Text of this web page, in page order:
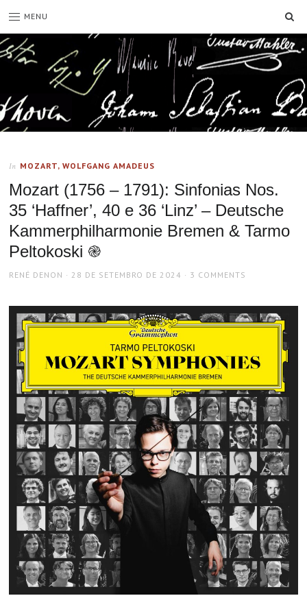
MENU
In MOZART, WOLFGANG AMADEUS
Mozart (1756 – 1791): Sinfonias Nos.
35 ‘Haffner’, 40 e 36 ‘Linz’ – Deutsche
Kammerphilharmonie Bremen & Tarmo
Peltokoski ֎
AUTHOR
RENÉ DENON
POSTED
28 DE SETEMBRO DE 2024 3 COMMENTS